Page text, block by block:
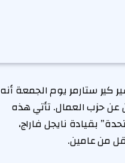
كير ستارمر يوم الجمعة أنه
عن حزب العمال. تأتي هذه
بقيادة نايجل فاراج،
من عامين.